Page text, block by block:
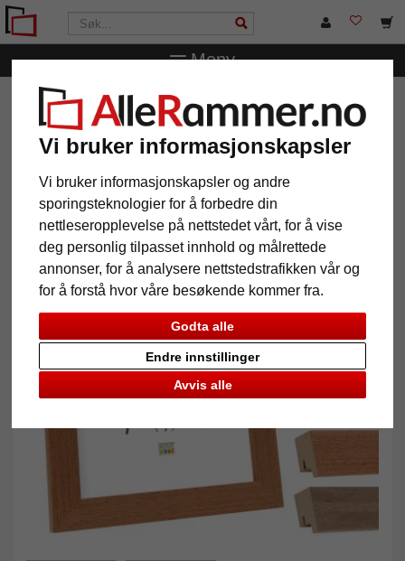
Vi bruker informasjonskapsler
Vi bruker informasjonskapsler og andre
sporingsteknologier for å forbedre din
nettleseropplevelse på nettstedet vårt, for å vise
deg personlig tilpasset innhold og målrettede
annonser, for å analysere nettstedstrafikken vår og
for å forstå hvor våre besøkende kommer fra.
Godta alle
Avvis alle
Endre innstillinger
Meny
AlleRammer.no Rammestørrelser
20 x 30 cm
Treramme Tina
Treramme Tina
Tilbake